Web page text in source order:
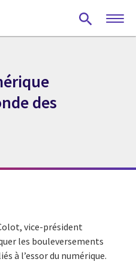
des
vice-président
les bouleversements
à l’essor du numérique.